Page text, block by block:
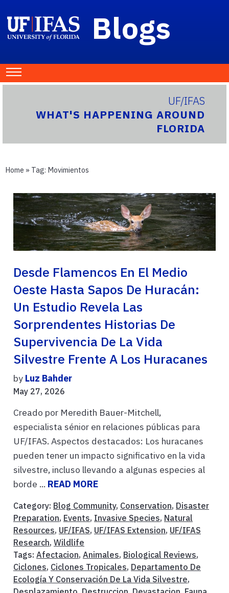
Blogs
UF/IFAS
WHAT'S HAPPENING AROUND
FLORIDA
Home » Tag: Movimientos
Desde Flamencos En El Medio
Oeste Hasta Sapos De Huracán:
Un Estudio Revela Las
Sorprendentes Historias De
Supervivencia De La Vida
Silvestre Frente A Los Huracanes
by Luz Bahder
May 27, 2026
Creado por Meredith Bauer-Mitchell,
especialista sénior en relaciones públicas para
UF/IFAS. Aspectos destacados: Los huracanes
pueden tener un impacto significativo en la vida
silvestre, incluso llevando a algunas especies al
borde ... READ MORE
Category: Blog Community, Conservation, Disaster
Preparation, Events, Invasive Species, Natural
Resources, UF/IFAS, UF/IFAS Extension, UF/IFAS
Research, Wildlife
Tags: Afectacion, Animales, Biological Reviews,
Ciclones, Ciclones Tropicales, Departamento De
Ecología Y Conservación De La Vida Silvestre,